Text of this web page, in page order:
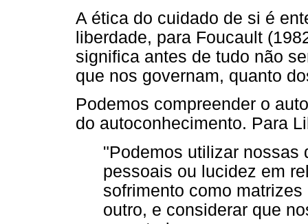
A ética do cuidado de si é
liberdade, para Foucault
significa antes de tudo não
que nos governam, quanto
Podemos compreender o
do autoconhecimento. Para
"Podemos utilizar nossas
pessoais ou lucidez em
sofrimento como
outro, e considerar que